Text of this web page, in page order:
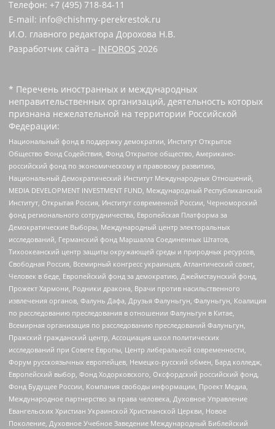
Телефон: +7 (495) 718-84-11
E-mail: info@chishmy-perekrestok.ru
И.О. главного редактора Дорохова Н.В.
Разработчик сайта – INFOROS 2026
* Перечень иностранных и международных
неправительственных организаций, деятельность которых
признана нежелательной на территории Российской
Федерации:
Национальный фонд в поддержку демократии, Институт Открытое
Общество Фонд Содействия, Фонд Открытое общество, Американо-
российский фонд по экономическому и правовому развитию,
Национальный Демократический Институт Международных Отношений,
MEDIA DEVELOPMENT INVESTMENT FUND, Международный Республиканский
Институт, Открытая Россия, Институт современной России, Черноморский
фонд регионального сотрудничества, Европейская Платформа за
Демократические Выборы, Международный центр электоральных
исследований, Германский фонд Маршалла Соединенных Штатов,
Тихоокеанский центр защиты окружающей среды и природных ресурсов,
Свободная Россия, Всемирный конгресс украинцев, Атлантический совет,
Человек в беде, Европейский фонд за демократию, Джеймстаунский фонд,
Прожект Хармони, Родники дракона, Врачи против насильственного
извлечения органов, Фалунь Дафа, Друзья Фалуньгун, Фалуньгун, Коалиция
по расследованию преследования в отношении Фалуньгун в Китае,
Всемирная организация по расследованию преследований Фалуньгун,
Пражский гражданский центр, Ассоциация школ политических
исследований при Совете Европы, Центр либеральной современности,
Форум русскоязычных европейцев, Немецко-русский обмен, Бард колледж,
Европейский выбор, Фонд Ходорковского, Оксфордский российский фонд,
Фонд Будущее России, Компания свободы информации, Проект Медиа,
Международное партнерство за права человека, Духовное Управление
Евангельских Христиан Украинской Христианской Церкви, Новое
Поколение, Духовное Учебное Заведение Международный Библейский